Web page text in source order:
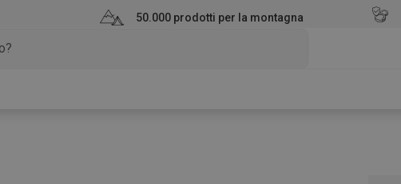
50.000 prodotti per la montagna